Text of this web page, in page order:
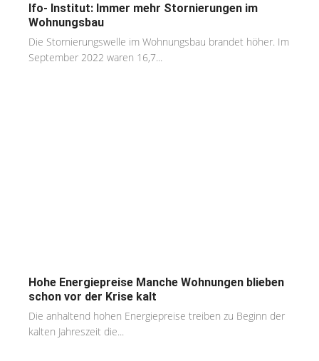
Ifo- Institut: Immer mehr Stornierungen im
Wohnungsbau
Die Stornierungswelle im Wohnungsbau brandet höher. Im
September 2022 waren 16,7...
Hohe Energiepreise Manche Wohnungen blieben
schon vor der Krise kalt
Die anhaltend hohen Energiepreise treiben zu Beginn der
kalten Jahreszeit die...